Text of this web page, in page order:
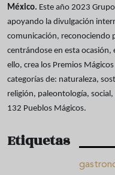
México. Este año 2023
apoyando la divulgación
comunicación, reconociendo
centrándose en esta ocasión,
ello, crea los Premios
categorías de: naturaleza,
religión, paleontología,
132 Pueblos Mágicos.
Etiquetas